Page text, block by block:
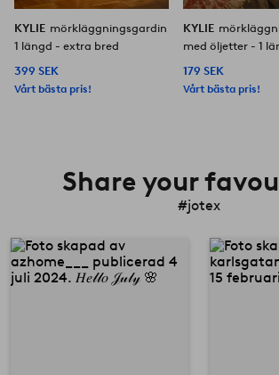
KYLIE mörkläggningsgardin
1 längd - extra bred
399 SEK
Vårt bästa pris!
KYLIE
med öljetter - 1
179 SEK
Vårt bästa pris!
Share your
#jotex